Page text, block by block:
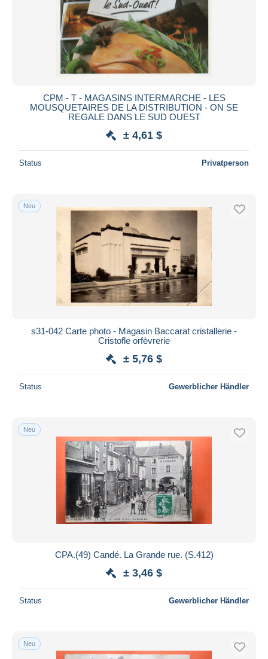
CPM - T - MAGASINS INTERMARCHE - LES
MOUSQUETAIRES DE LA DISTRIBUTION - ON SE
REGALE DANS LE SUD OUEST
± 4,61 $
Status Privatperson
Neu
s31-042 Carte photo - Magasin Baccarat cristallerie -
Cristofle orfèvrerie
± 5,76 $
Status Gewerblicher Händler
Neu
CPA.(49) Candé. La Grande rue. (S.412)
± 3,46 $
Status Gewerblicher Händler
Neu